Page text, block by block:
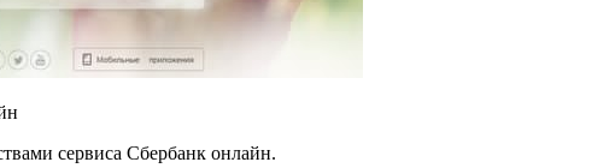
сервиса Сбербанк онлайн.